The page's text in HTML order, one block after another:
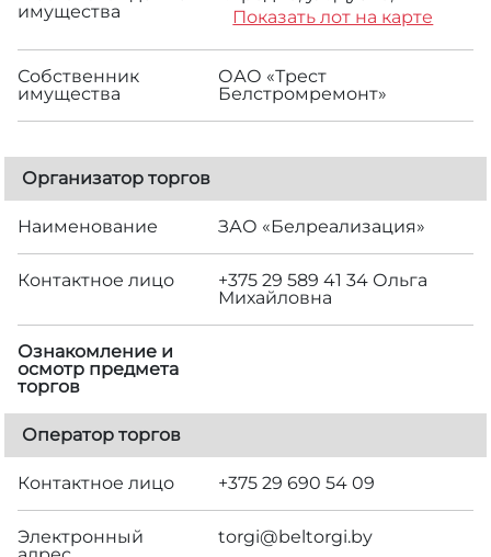
имущества
Показать лот на карте
Собственник
имущества
ОАО «Трест
Белстромремонт»
Организатор торгов
Наименование ЗАО «Белреализация»
Контактное лицо
+375 29 589 41 34 Ольга
Михайловна
Ознакомление и
осмотр предмета
торгов
Оператор торгов
Контактное лицо +375 29 690 54 09
Электронный
torgi@beltorgi.by